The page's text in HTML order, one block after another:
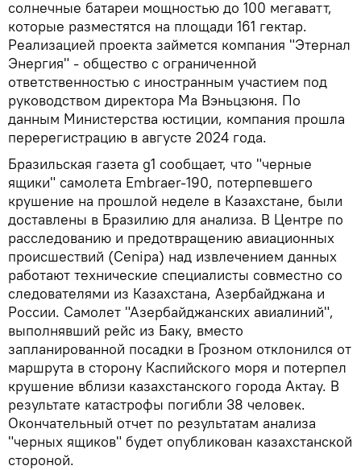
солнечные батареи мощностью до 100 мегаватт,
которые разместятся на площади 161 гектар.
Реализацией проекта займется компания "Этернал
Энергия" - общество с ограниченной
ответственностью с иностранным участием под
руководством директора Ма Вэньцзюня. По
данным Министерства юстиции, компания прошла
перерегистрацию в августе 2024 года.
Бразильская газета g1 сообщает, что "черные
ящики" самолета Embraer-190, потерпевшего
крушение на прошлой неделе в Казахстане, были
доставлены в Бразилию для анализа. В Центре по
расследованию и предотвращению авиационных
происшествий (Cenipa) над извлечением данных
работают технические специалисты совместно со
следователями из Казахстана, Азербайджана и
России. Самолет "Азербайджанских авиалиний",
выполнявший рейс из Баку, вместо
запланированной посадки в Грозном отклонился от
маршрута в сторону Каспийского моря и потерпел
крушение вблизи казахстанского города Актау. В
результате катастрофы погибли 38 человек.
Окончательный отчет по результатам анализа
"черных ящиков" будет опубликован казахстанской
стороной.